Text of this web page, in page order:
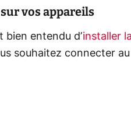
sur vos appareils
bien entendu d’installer
souhaitez connecter